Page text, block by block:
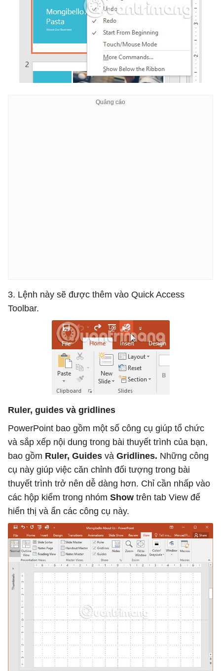
3. Lệnh này sẽ được thêm vào Quick Access
Toolbar.
Ruler, guides và gridlines
PowerPoint bao gồm một số công cụ giúp tổ chức
và sắp xếp nội dung trong bài thuyết trình của bạn,
bao gồm Ruler, Guides và Gridlines. Những công
cụ này giúp việc căn chỉnh đối tượng trong bài
thuyết trình trở nên dễ dàng hơn. Chỉ cần nhấp vào
các hộp kiểm trong nhóm Show trên tab View để
hiển thị và ẩn các công cụ này.